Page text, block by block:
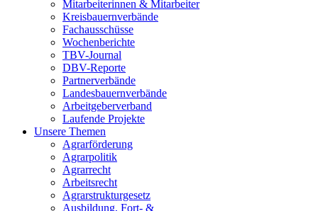
Mitarbeiterinnen & Mitarbeiter
Kreisbauernverbände
Fachausschüsse
Wochenberichte
TBV-Journal
DBV-Reporte
Partnerverbände
Landesbauernverbände
Arbeitgeberverband
Laufende Projekte
Unsere Themen
Agrarförderung
Agrarpolitik
Agrarrecht
Arbeitsrecht
Agrarstrukturgesetz
Ausbildung, Fort- &